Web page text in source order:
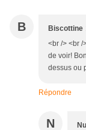
B Biscottine
<br /> <br /
de voir!
dessus ou
Répondre
N